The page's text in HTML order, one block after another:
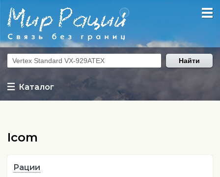
Каталог
Найти
Icom
Рации